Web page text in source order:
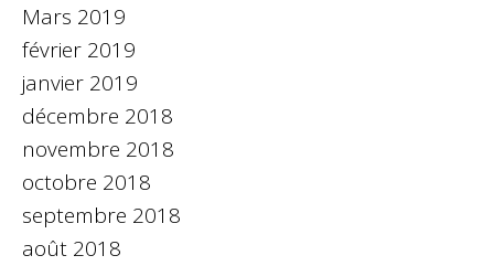
Mars 2019
février 2019
janvier 2019
décembre 2018
novembre 2018
octobre 2018
septembre 2018
août 2018